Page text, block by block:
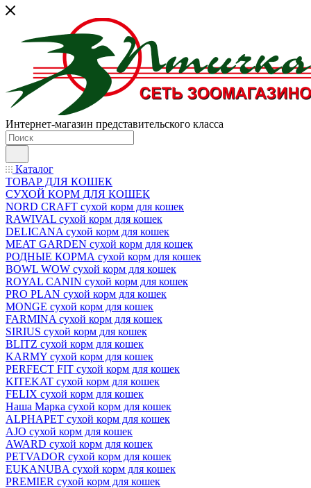
Интернет-магазин представительского класса
Каталог
ТОВАР ДЛЯ КОШЕК
СУХОЙ КОРМ ДЛЯ КОШЕК
NORD CRAFT сухой корм для кошек
RAWIVAL сухой корм для кошек
DELICANA сухой корм для кошек
MEAT GARDEN сухой корм для кошек
РОДНЫЕ КОРМА сухой корм для кошек
BOWL WOW сухой корм для кошек
ROYAL CANIN сухой корм для кошек
PRO PLAN сухой корм для кошек
MONGE сухой корм для кошек
FARMINA сухой корм для кошек
SIRIUS сухой корм для кошек
BLITZ сухой корм для кошек
KARMY сухой корм для кошек
PERFECT FIT сухой корм для кошек
KITEKAT сухой корм для кошек
FELIX сухой корм для кошек
Наша Марка сухой корм для кошек
ALPHAPET сухой корм для кошек
AJO сухой корм для кошек
AWARD сухой корм для кошек
PETVADOR сухой корм для кошек
EUKANUBA сухой корм для кошек
PREMIER сухой корм для кошек